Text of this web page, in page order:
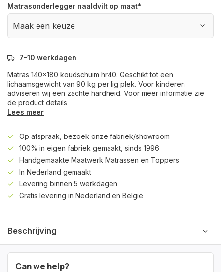
Matrasonderlegger naaldvilt op maat*
7-10 werkdagen
Matras 140x180 koudschuim hr40. Geschikt tot een
lichaamsgewicht van 90 kg per lig plek. Voor kinderen
adviseren wij een zachte hardheid. Voor meer informatie zie
de product details
Lees meer
Op afspraak, bezoek onze fabriek/showroom
100% in eigen fabriek gemaakt, sinds 1996
Handgemaakte Maatwerk Matrassen en Toppers
In Nederland gemaakt
Levering binnen 5 werkdagen
Gratis levering in Nederland en Belgie
Beschrijving
Can we help?